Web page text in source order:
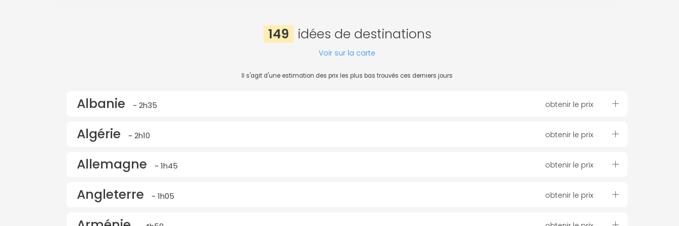
149 idées de destinations
Voir sur la carte
Il s'agit d'une estimation des prix les plus bas trouvés ces derniers jours
Albanie ~ 2h35 obtenir le prix
Algérie ~ 2h10 obtenir le prix
Allemagne ~ 1h45 obtenir le prix
Angleterre ~ 1h05 obtenir le prix